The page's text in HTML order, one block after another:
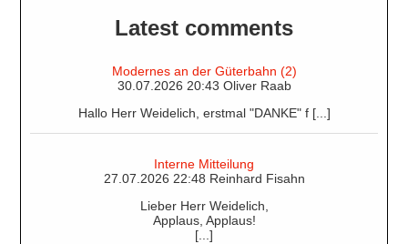
Latest comments
Modernes an der Güterbahn (2)
30.07.2026 20:43 Oliver Raab
Hallo Herr Weidelich, erstmal "DANKE" f [...]
Interne Mitteilung
27.07.2026 22:48 Reinhard Fisahn
Lieber Herr Weidelich,
Applaus, Applaus!
[...]